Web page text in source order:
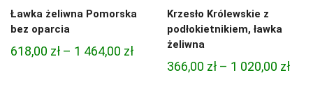
Ławka żeliwna Pomorska
bez oparcia
618,00 zł – 1 464,00 złZakres
Krzesło Królewskie z
podłokietnikiem, ławka
żeliwna
366,00 zł – 1 020,00 zł